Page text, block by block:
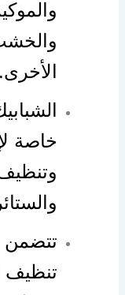
الأخرى.
خاصة
تتضمن
تنظيف